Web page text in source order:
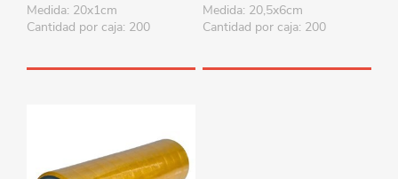
Medida: 20x1cm
Cantidad por caja: 200
Medida: 20,5x6cm
Cantidad por caja: 200